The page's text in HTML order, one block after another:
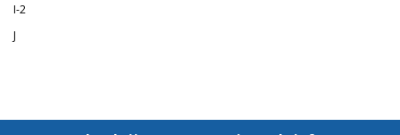
I-2
J